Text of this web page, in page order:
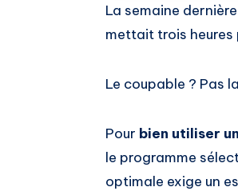
La semaine
mettait trois
Le coupable ? Pas
Pour bien utiliser
le programme
optimale exige un